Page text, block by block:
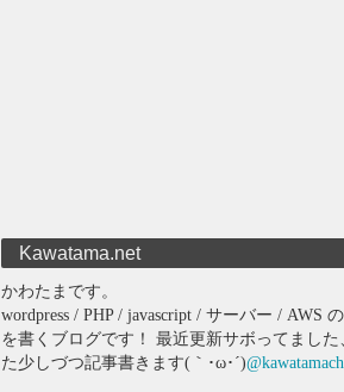
Kawatama.net
かわたまです。
wordpress / PHP / javascript / サーバー / AWS
を書くブログです！ 最近更新サボってました
た少しづつ記事書きます(｀･ω･´)